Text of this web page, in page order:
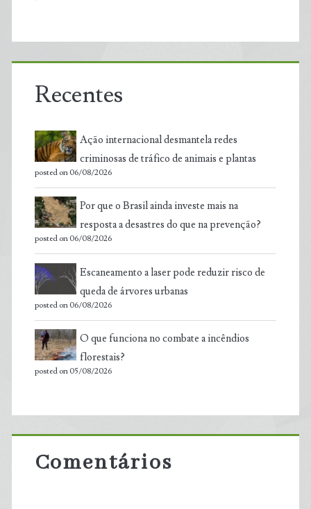
Recentes
Ação internacional desmantela redes
criminosas de tráfico de animais e plantas
posted on 06/08/2026
Por que o Brasil ainda investe mais na
resposta a desastres do que na prevenção?
posted on 06/08/2026
Escaneamento a laser pode reduzir risco de
queda de árvores urbanas
posted on 06/08/2026
O que funciona no combate a incêndios
florestais?
posted on 05/08/2026
Comentários